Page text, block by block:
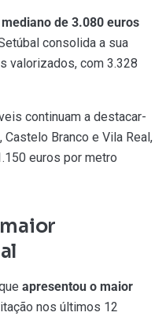
de 3.080 euros
consolida a sua
valorizados, com 3.328
continuam a destacar-
Castelo Branco e Vila Real,
euros por metro
apresentou o maior
nos últimos 12